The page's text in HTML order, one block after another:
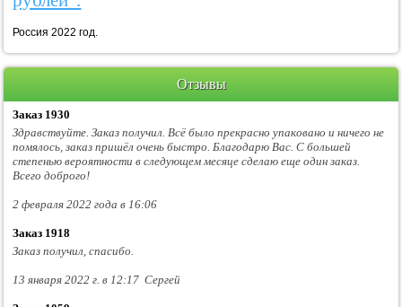
Россия 2022 год.
Отзывы
Заказ 1930
Здравствуйте. Заказ получил. Всё было прекрасно упаковано и ничего не
помялось, заказ пришёл очень быстро. Благодарю Вас. С большей
степенью вероятности в следующем месяце сделаю еще один заказ.
Всего доброго!
2 февраля 2022 года в 16:06
Заказ 1918
Заказ получил, спасибо.
13 января 2022 г. в 12:17 Сергей